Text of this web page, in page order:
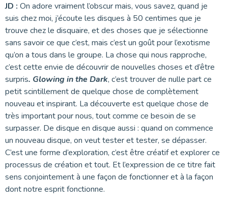
JD : On adore vraiment l’obscur mais, vous savez, quand je
suis chez moi, j’écoute les disques à 50 centimes que je
trouve chez le disquaire, et des choses que je sélectionne
sans savoir ce que c’est, mais c’est un goût pour l’exotisme
qu’on a tous dans le groupe. La chose qui nous rapproche,
c’est cette envie de découvrir de nouvelles choses et d’être
surpris. Glowing in the Dark, c’est trouver de nulle part ce
petit scintillement de quelque chose de complètement
nouveau et inspirant. La découverte est quelque chose de
très important pour nous, tout comme ce besoin de se
surpasser. De disque en disque aussi : quand on commence
un nouveau disque, on veut tester et tester, se dépasser.
C’est une forme d’exploration, c’est être créatif et explorer ce
processus de création et tout. Et l’expression de ce titre fait
sens conjointement à une façon de fonctionner et à la façon
dont notre esprit fonctionne.